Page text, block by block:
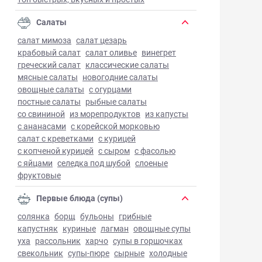
Салаты
салат мимоза салат цезарь
крабовый салат салат оливье винегрет
греческий салат классические салаты
мясные салаты новогодние салаты
овощные салаты с огурцами
постные салаты рыбные салаты
со свининой из морепродуктов из капусты
с ананасами с корейской морковью
салат с креветками с курицей
с копченой курицей с сыром с фасолью
с яйцами селедка под шубой слоеные
фруктовые
Первые блюда (супы)
солянка борщ бульоны грибные
капустняк куриные лагман овощные супы
уха рассольник харчо супы в горшочках
свекольник супы-пюре сырные холодные